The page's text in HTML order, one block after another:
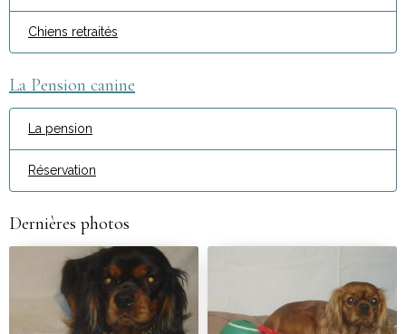
Chiens retraités
La Pension canine
La pension
Réservation
Dernières photos